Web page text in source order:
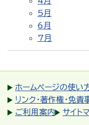
5月
6月
7月
ホームページの使い
リンク・著作権・免責
ご利用案内
サイト